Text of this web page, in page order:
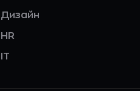
Дизайн
HR
IT